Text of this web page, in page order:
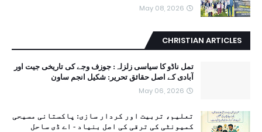
May 08, 2026
CHRISTIAN ARTICLES
تمل ناڈو کا سیاسی زلزلہ: جوزف وجے کی تاریخی جیت اور
آبادی کے اصل حقائق تحریر: شکیل انجم ساون
May 06, 2026
تعلیم، تربیت اور کردار سازی: پاکستانی مسیحی
کمیونٹی کی ترقی کی اصل بنیاد - اے ڈی ساحل